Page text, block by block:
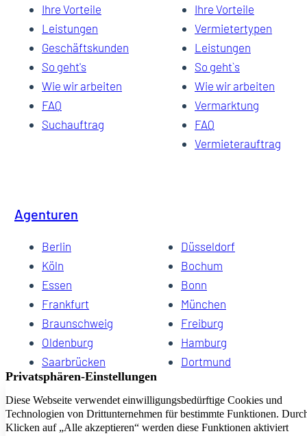
Ihre Vorteile
Leistungen
Geschäftskunden
So geht's
Wie wir arbeiten
FAQ
Suchauftrag
Ihre Vorteile
Vermietertypen
Leistungen
So geht`s
Wie wir arbeiten
Vermarktung
FAQ
Vermieterauftrag
Agenturen
Berlin
Düsseldorf
Köln
Bochum
Essen
Bonn
Frankfurt
München
Braunschweig
Freiburg
Oldenburg
Hamburg
Saarbrücken
Dortmund
Hannover
Dresden
Kiel
Wuppertal
Bremen